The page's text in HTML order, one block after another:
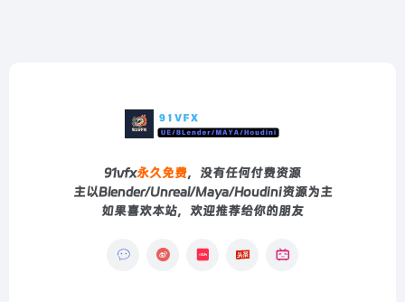
91vfx永久免费，没有任何付费资源
主以Blender/Unreal/Maya/Houdini资源为主
如果喜欢本站，欢迎推荐给你的朋友